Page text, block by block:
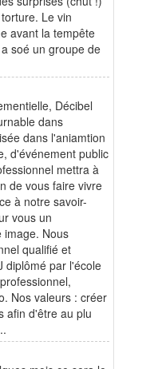
Le vin
avant la tempête
soé un groupe de
Décibel
dans
dans l'aniamtion
d'événement public
mettra à
de vous faire vivre
à notre savoir-
vous un
image. Nous
qualifié et
diplômé par l'école
Nos valeurs : créer
afin d'être au plu